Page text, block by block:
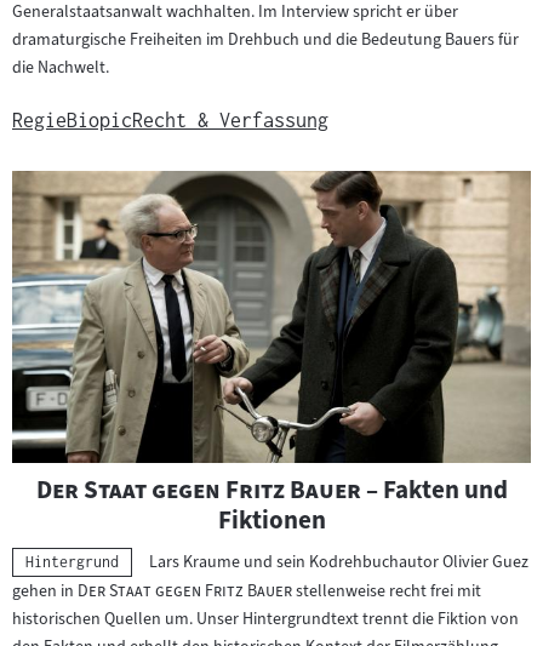
Generalstaatsanwalt wachhalten. Im Interview spricht er über
dramaturgische Freiheiten im Drehbuch und die Bedeutung Bauers für
die Nachwelt.
RegieBiopicRecht & Verfassung
"
Der Staat gegen Fritz Bauer"– Fakten und
Fiktionen
Kategorie:
Hintergrund
Lars Kraume und sein Kodrehbuchautor Olivier Guez
gehen in "Der Staat gegen Fritz Bauer"stellenweise recht frei mit
historischen Quellen um. Unser Hintergrundtext trennt die Fiktion von